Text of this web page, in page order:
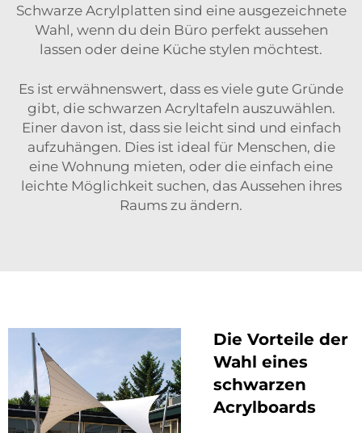
Schwarze Acrylplatten sind eine ausgezeichnete
Wahl, wenn du dein Büro perfekt aussehen
lassen oder deine Küche stylen möchtest.
Es ist erwähnenswert, dass es viele gute Gründe
gibt, die schwarzen Acryltafeln auszuwählen.
Einer davon ist, dass sie leicht sind und einfach
aufzuhängen. Dies ist ideal für Menschen, die
eine Wohnung mieten, oder die einfach eine
leichte Möglichkeit suchen, das Aussehen ihres
Raums zu ändern.
Die Vorteile der
Wahl eines
schwarzen
Acrylboards